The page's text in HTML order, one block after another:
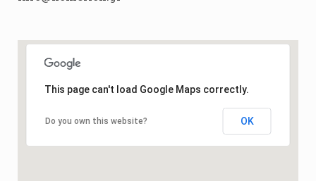
This page can't load Google Maps correctly.
Do you own this website? OK